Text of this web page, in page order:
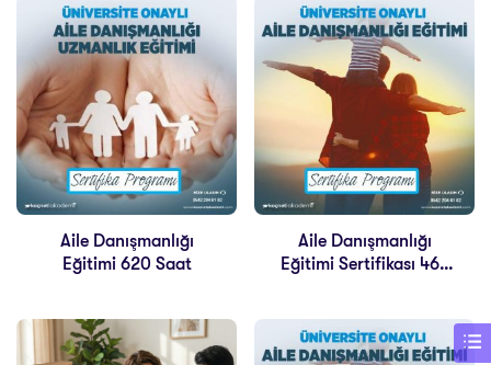
Aile Danışmanlığı
Eğitimi 620 Saat
Aile Danışmanlığı
Eğitimi Sertifikası 464